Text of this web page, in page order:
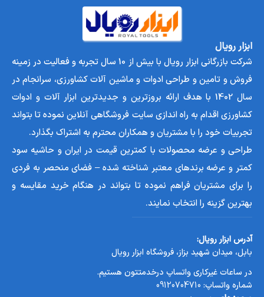
ابزار رویال
شرکت بازرگانی ابزار رویال با بیش از 10 سال تجربه و فعالیت در زمینه
فروش و تامین و طراحی ادوات و ماشین آلات کشاورزی، سرانجام در
سال 1402 با هدف ارائه بروزترین و جدیدترین ابزار آلات و ادوات
کشاورزی اقدام به راه اندازی سایت فروشگاهی آنلاین نموده تا بتواند
تجربیات خود را با مشتریان و همکاران محترم به اشتراک بگذارد.
طراحی و عرضه محصولات با کمترین قیمت در ایران و حاشیه سود
کمتر و عرضه برندهای معتبر شناخته شده – فضای منحصر به فردی
را برای مشتریان فراهم نموده تا بتواند در هنگام خرید مقایسه و
بهترین گزینه را انتخاب نمایند.
آدرس ابزار رویال:
بابل، میدان شهید بزاز، فروشگاه ابزار رویال
در ساعات غیرکاری واتساپ درخدمتتون هستیم.
شماره واتساپ: 09120704710